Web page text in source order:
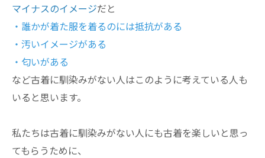
マイナスのイメージだと
・誰かが着た服を着るのには抵抗がある
・汚いイメージがある
・匂いがある
など古着に馴染みがない人はこのように考えている人も
いると思います。
私たちは古着に馴染みがない人にも古着を楽しいと思っ
てもらうために、